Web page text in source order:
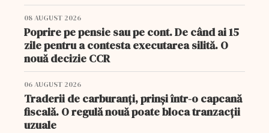
08 AUGUST 2026
Poprire pe pensie sau pe cont. De când ai 15
zile pentru a contesta executarea silită. O
nouă decizie CCR
06 AUGUST 2026
Traderii de carburanți, prinși într-o capcană
fiscală. O regulă nouă poate bloca tranzacții
uzuale